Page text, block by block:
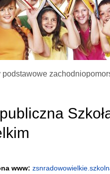
podstawowe
www: